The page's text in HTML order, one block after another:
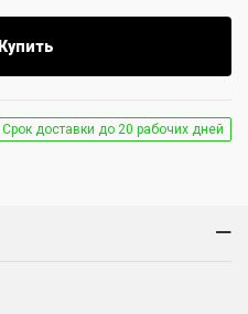
Купить
Срок доставки до 20 рабочих дней